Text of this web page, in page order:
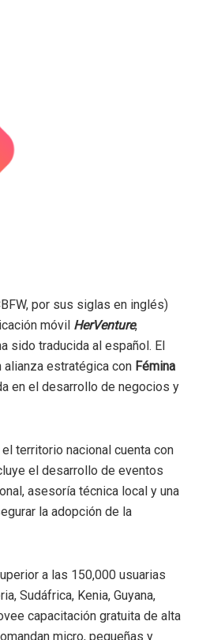
por sus siglas en inglés)
móvil HerVenture,
sido traducida al español. El
estratégica con Fémina
en el desarrollo de negocios y
el territorio nacional cuenta con
el desarrollo de eventos
asesoría técnica local y una
la adopción de la
a las 150,000 usuarias
Sudáfrica, Kenia, Guyana,
capacitación gratuita de alta
micro, pequeñas y